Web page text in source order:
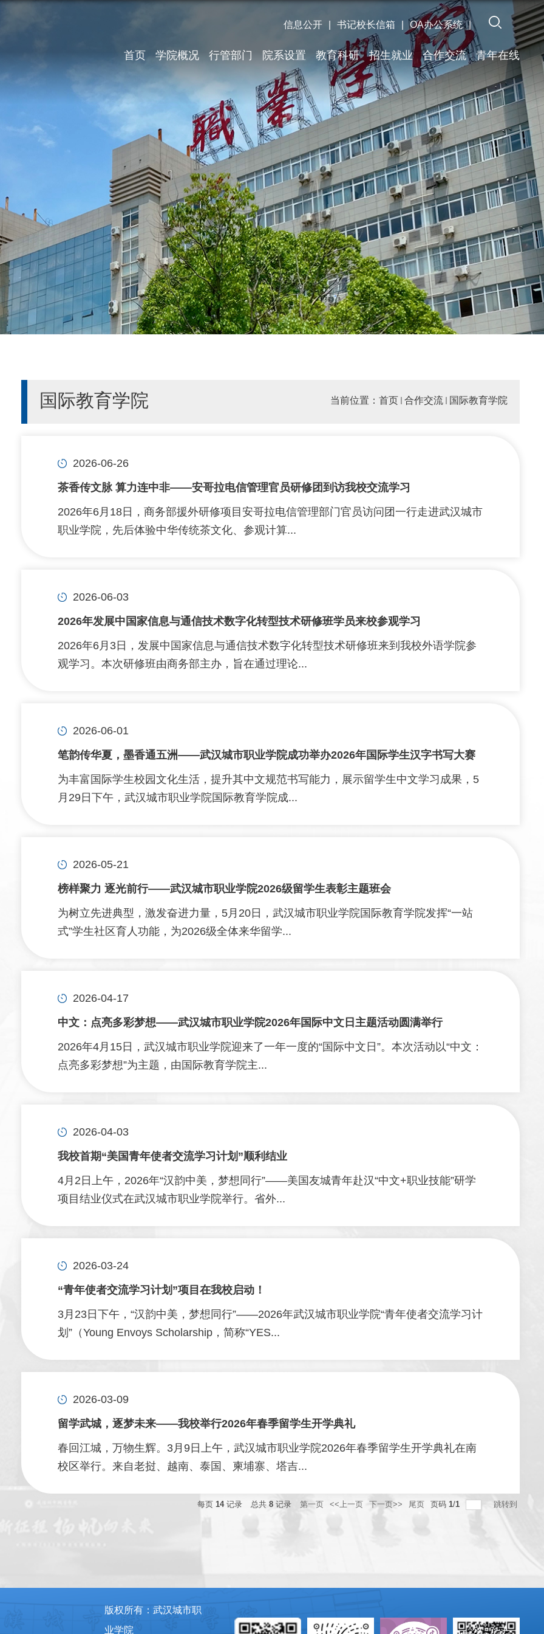
信息公开 书记校长信箱 OA办公系统 |
首页 学院概况 行管部门 院系设置 教育科研 招生就业 合作交流 青年在线
国际教育学院 当前位置： 首页 合作交流 国际教育学院
2026-06-26
茶香传文脉 算力连中非——安哥拉电信管理官员研修团到访我校交流学习
2026年6月18日，商务部援外研修项目安哥拉电信管理部门官员访问团一行走进武汉城市
职业学院，先后体验中华传统茶文化、参观计算...
2026-06-03
2026年发展中国家信息与通信技术数字化转型技术研修班学员来校参观学习
2026年6月3日，发展中国家信息与通信技术数字化转型技术研修班来到我校外语学院参
观学习。本次研修班由商务部主办，旨在通过理论...
2026-06-01
笔韵传华夏，墨香通五洲——武汉城市职业学院成功举办2026年国际学生汉字书写大赛
为丰富国际学生校园文化生活，提升其中文规范书写能力，展示留学生中文学习成果，5
月29日下午，武汉城市职业学院国际教育学院成...
2026-05-21
榜样聚力 逐光前行——武汉城市职业学院2026级留学生表彰主题班会
为树立先进典型，激发奋进力量，5月20日，武汉城市职业学院国际教育学院发挥“一站
式”学生社区育人功能，为2026级全体来华留学...
2026-04-17
中文：点亮多彩梦想——武汉城市职业学院2026年国际中文日主题活动圆满举行
2026年4月15日，武汉城市职业学院迎来了一年一度的“国际中文日”。本次活动以“中文：
点亮多彩梦想”为主题，由国际教育学院主...
2026-04-03
我校首期“美国青年使者交流学习计划”顺利结业
4月2日上午，2026年“汉韵中美，梦想同行”——美国友城青年赴汉“中文+职业技能”研学
项目结业仪式在武汉城市职业学院举行。省外...
2026-03-24
“青年使者交流学习计划”项目在我校启动！
3月23日下午，“汉韵中美，梦想同行”——2026年武汉城市职业学院“青年使者交流学习计
划”（Young Envoys Scholarship，简称“YES...
2026-03-09
留学武城，逐梦未来——我校举行2026年春季留学生开学典礼
春回江城，万物生辉。3月9日上午，武汉城市职业学院2026年春季留学生开学典礼在南
校区举行。来自老挝、越南、泰国、柬埔寨、塔吉...
每页 14记录 总共 8记录 第一页 <<上一页 下一页>> 尾页 页码 1/1 跳转到
版权所有：武汉城市职
业学院